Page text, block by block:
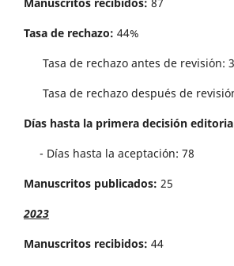
Tasa de rechazo: 44%
Tasa de rechazo antes de revisi´on:
Tasa de rechazo después de
Días hasta la primera decisión
- Días hasta la aceptación: 78
Manuscritos publicados: 25
2023
Manuscritos recibidos: 44